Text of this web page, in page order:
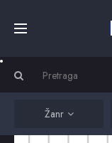
FilmoviŽanr